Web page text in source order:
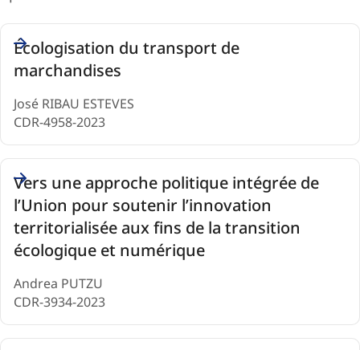
Opinions
(6)
Écologisation du transport de
marchandises
José RIBAU ESTEVES
CDR-4958-2023
Vers une approche politique intégrée de
l’Union pour soutenir l’innovation
territorialisée aux fins de la transition
écologique et numérique
Andrea PUTZU
CDR-3934-2023